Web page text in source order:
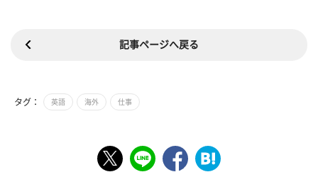
記事ページへ戻る
タグ： 英語 海外 仕事